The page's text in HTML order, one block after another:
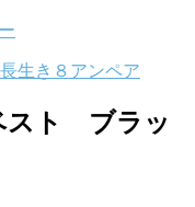
生き８アンペア
スト ブラッ